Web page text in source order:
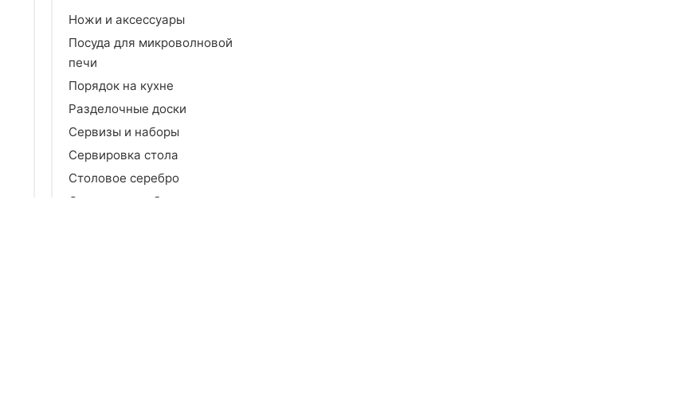
Ножи и аксессуары
Посуда для микроволновой
печи
Порядок на кухне
Разделочные доски
Сервизы и наборы
Сервировка стола
Столовое серебро
Столовые приборы